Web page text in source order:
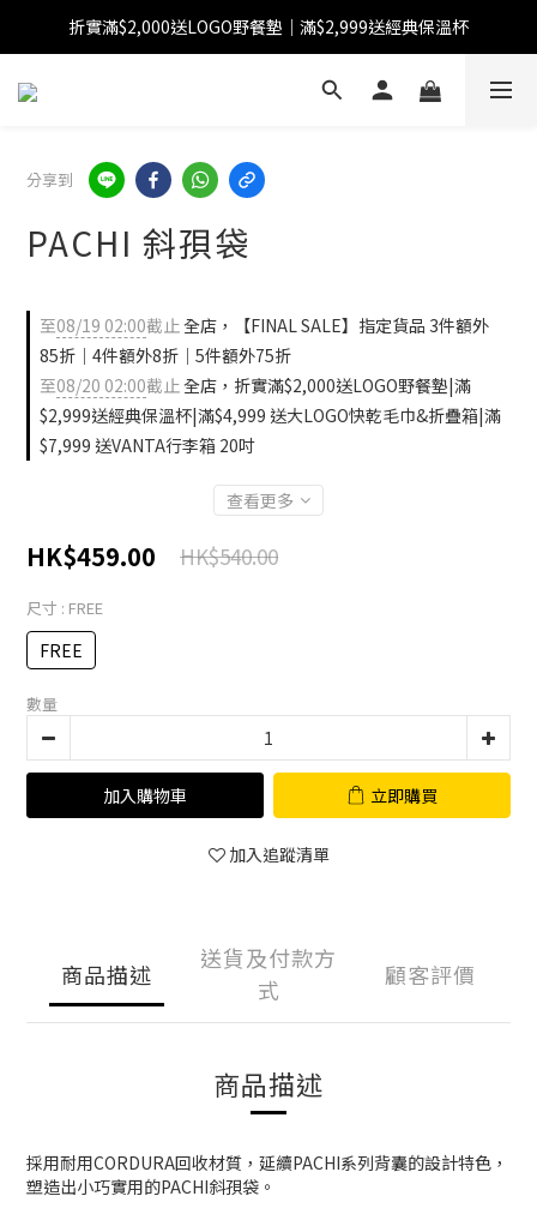
【FINAL SALE】指定商品低至38折
折實滿$2,000送LOGO野餐墊｜滿$2,999送經典保溫杯
【FINAL SALE】全單免運費
分享到
PACHI 斜孭袋
至08/19 02:00截止全店，【FINAL SALE】指定貨品 3件額外
85折｜4件額外8折｜5件額外75折
至08/20 02:00截止全店，折實滿$2,000送LOGO野餐墊|滿
$2,999送經典保溫杯|滿$4,999 送大LOGO快乾毛巾&折疊箱|滿
$7,999 送VANTA行李箱 20吋
查看更多
HK$459.00 HK$540.00
尺寸 : FREE
FREE
數量
加入購物車 立即購買
加入追蹤清單
商品描述
送貨及付款方
式
顧客評價
商品描述
採用耐用CORDURA回收材質，延續PACHI系列背囊的設計特色，
塑造出小巧實用的PACHI斜孭袋。